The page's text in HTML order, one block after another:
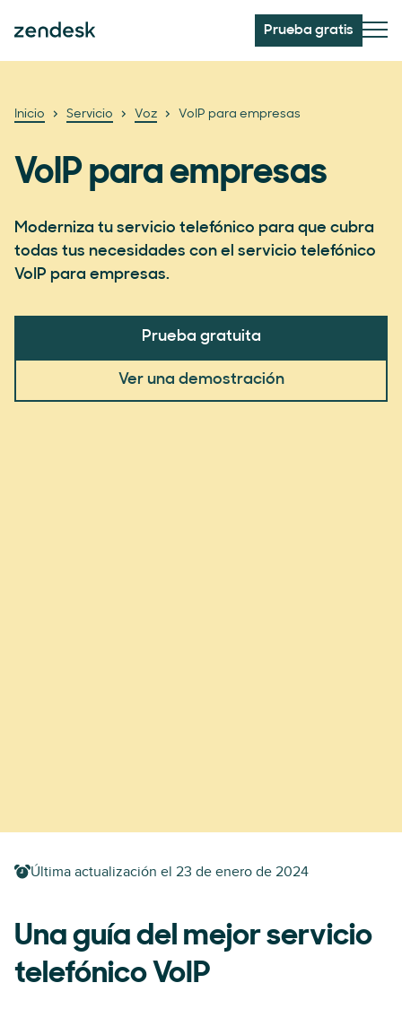
Prueba gratis
Inicio Servicio Voz VoIP para empresas
VoIP para empresas
Moderniza tu servicio telefónico para que cubra
todas tus necesidades con el servicio telefónico
VoIP para empresas.
Prueba gratuita
Ver una demostración
Última actualización el 23 de enero de 2024
Una guía del mejor servicio
telefónico VoIP